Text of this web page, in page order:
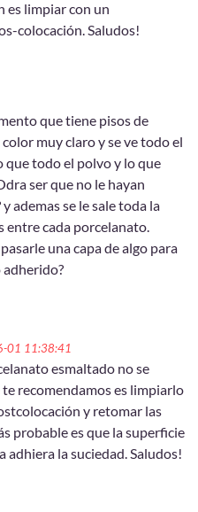
es limpiar con un
colocación. Saludos!
que tiene pisos de
muy claro y se ve todo el
que todo el polvo y lo que
ser que no le hayan
ademas se le sale toda la
entre cada porcelanato.
una capa de algo para
01 11:38:41
esmaltado no se
recomendamos es limpiarlo
y retomar las
probable es que la superficie
adhiera la suciedad. Saludos!